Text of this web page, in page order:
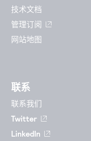
技术文档
管理订阅
网站地图
联系
联系我们
Twitter
LinkedIn